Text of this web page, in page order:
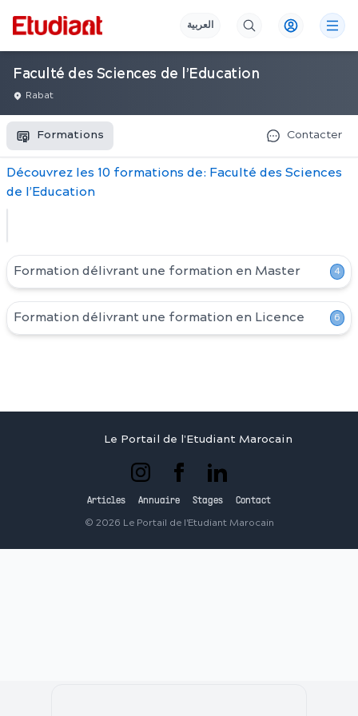
العربية
Faculté des Sciences de l’Education
Rabat
Formations Contacter
Découvrez les 10 formations de: Faculté des Sciences
de l’Education
Formation délivrant une formation en Master 4
Formation délivrant une formation en Licence 6
Le Portail de l'Etudiant Marocain
Articles Annuaire Stages Contact
© 2026 Le Portail de l'Etudiant Marocain